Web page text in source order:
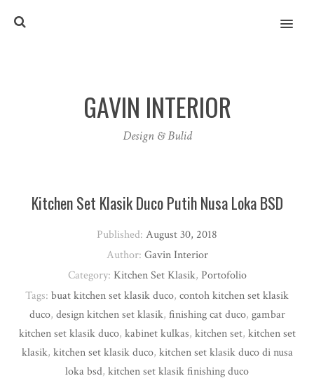
MENU
GAVIN INTERIOR
Design & Bulid
Kitchen Set Klasik Duco Putih Nusa Loka BSD
Published: August 30, 2018
Author: Gavin Interior
Category: Kitchen Set Klasik, Portofolio
Tags: buat kitchen set klasik duco, contoh kitchen set klasik
duco, design kitchen set klasik, finishing cat duco, gambar
kitchen set klasik duco, kabinet kulkas, kitchen set, kitchen set
klasik, kitchen set klasik duco, kitchen set klasik duco di nusa
loka bsd, kitchen set klasik finishing duco